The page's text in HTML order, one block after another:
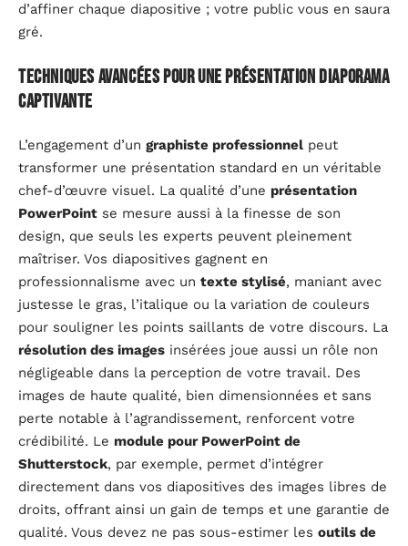
d’affiner chaque diapositive ; votre public vous en saura
gré.
Techniques avancées pour une présentation diaporama
captivante
L’engagement d’un graphiste professionnel peut
transformer une présentation standard en un véritable
chef-d’œuvre visuel. La qualité d’une présentation
PowerPoint se mesure aussi à la finesse de son
design, que seuls les experts peuvent pleinement
maîtriser. Vos diapositives gagnent en
professionnalisme avec un texte stylisé, maniant avec
justesse le gras, l’italique ou la variation de couleurs
pour souligner les points saillants de votre discours. La
résolution des images insérées joue aussi un rôle non
négligeable dans la perception de votre travail. Des
images de haute qualité, bien dimensionnées et sans
perte notable à l’agrandissement, renforcent votre
crédibilité. Le module pour PowerPoint de
Shutterstock, par exemple, permet d’intégrer
directement dans vos diapositives des images libres de
droits, offrant ainsi un gain de temps et une garantie de
qualité. Vous devez ne pas sous-estimer les outils de